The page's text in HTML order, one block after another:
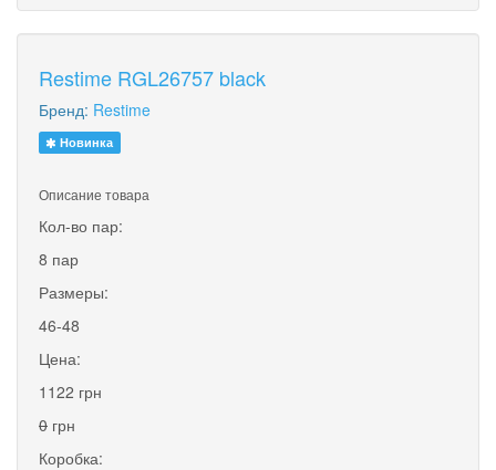
Restime RGL26757 black
Бренд: Restime
Новинка
Описание товара
Кол-во пар:
8 пар
Размеры:
46-48
Цена:
1122 грн
0 грн
Коробка: